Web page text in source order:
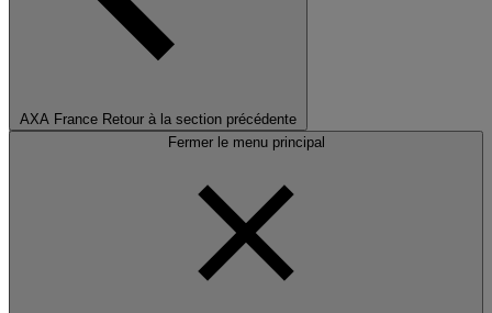
AXA France Retour à la section précédente
Fermer le menu principal